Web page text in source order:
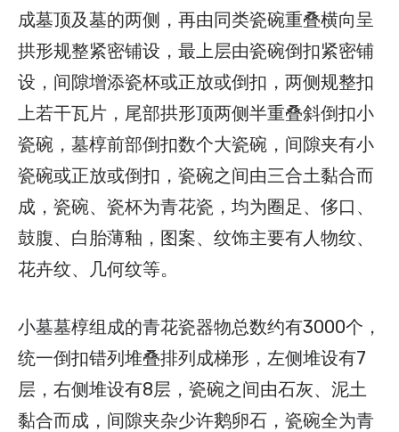
成墓顶及墓的两侧，再由同类瓷碗重叠横向呈
拱形规整紧密铺设，最上层由瓷碗倒扣紧密铺
设，间隙增添瓷杯或正放或倒扣，两侧规整扣
上若干瓦片，尾部拱形顶两侧半重叠斜倒扣小
瓷碗，墓椁前部倒扣数个大瓷碗，间隙夹有小
瓷碗或正放或倒扣，瓷碗之间由三合土黏合而
成，瓷碗、瓷杯为青花瓷，均为圈足、侈口、
鼓腹、白胎薄釉，图案、纹饰主要有人物纹、
花卉纹、几何纹等。
小墓墓椁组成的青花瓷器物总数约有3000个，
统一倒扣错列堆叠排列成梯形，左侧堆设有7
层，右侧堆设有8层，瓷碗之间由石灰、泥土
黏合而成，间隙夹杂少许鹅卵石，瓷碗全为青